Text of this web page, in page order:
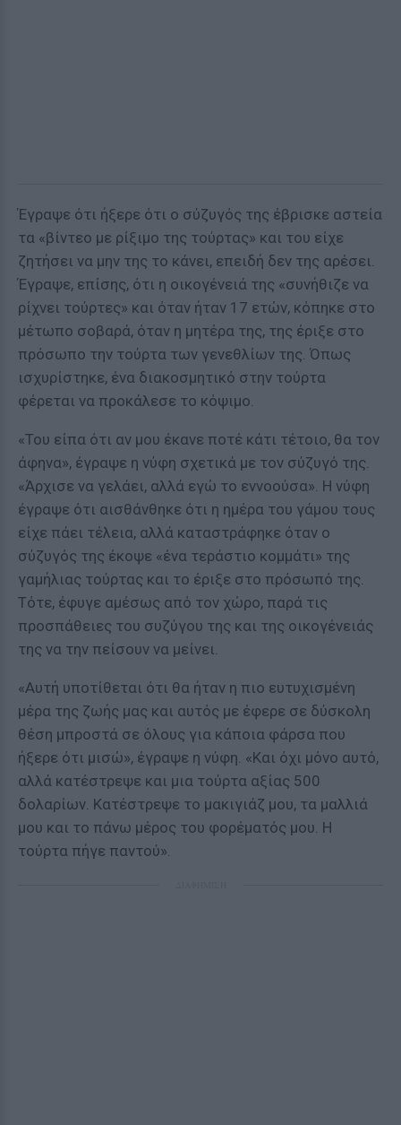
Έγραψε ότι ήξερε ότι ο σύζυγός της έβρισκε αστεία
τα «βίντεο με ρίξιμο της τούρτας» και του είχε
ζητήσει να μην της το κάνει, επειδή δεν της αρέσει.
Έγραψε, επίσης, ότι η οικογένειά της «συνήθιζε να
ρίχνει τούρτες» και όταν ήταν 17 ετών, κόπηκε στο
μέτωπο σοβαρά, όταν η μητέρα της, της έριξε στο
πρόσωπο την τούρτα των γενεθλίων της. Όπως
ισχυρίστηκε, ένα διακοσμητικό στην τούρτα
φέρεται να προκάλεσε το κόψιμο.
«Του είπα ότι αν μου έκανε ποτέ κάτι τέτοιο, θα τον
άφηνα», έγραψε η νύφη σχετικά με τον σύζυγό της.
«Άρχισε να γελάει, αλλά εγώ το εννοούσα». Η νύφη
έγραψε ότι αισθάνθηκε ότι η ημέρα του γάμου τους
είχε πάει τέλεια, αλλά καταστράφηκε όταν ο
σύζυγός της έκοψε «ένα τεράστιο κομμάτι» της
γαμήλιας τούρτας και το έριξε στο πρόσωπό της.
Τότε, έφυγε αμέσως από τον χώρο, παρά τις
προσπάθειες του συζύγου της και της οικογένειάς
της να την πείσουν να μείνει.
«Αυτή υποτίθεται ότι θα ήταν η πιο ευτυχισμένη
μέρα της ζωής μας και αυτός με έφερε σε δύσκολη
θέση μπροστά σε όλους για κάποια φάρσα που
ήξερε ότι μισώ», έγραψε η νύφη. «Και όχι μόνο αυτό,
αλλά κατέστρεψε και μια τούρτα αξίας 500
δολαρίων. Κατέστρεψε το μακιγιάζ μου, τα μαλλιά
μου και το πάνω μέρος του φορέματός μου. Η
τούρτα πήγε παντού».